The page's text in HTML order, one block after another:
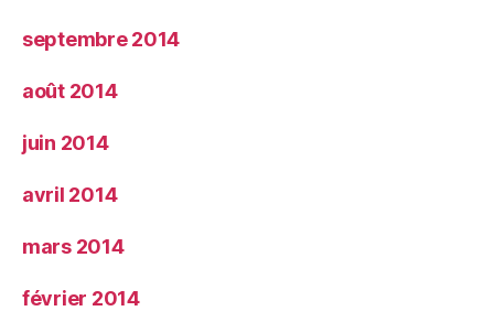
septembre 2014
août 2014
juin 2014
avril 2014
mars 2014
février 2014